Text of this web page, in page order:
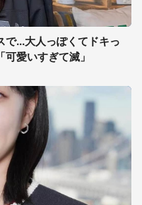
で...大人っぽくてドキっ
可愛いすぎて滅」